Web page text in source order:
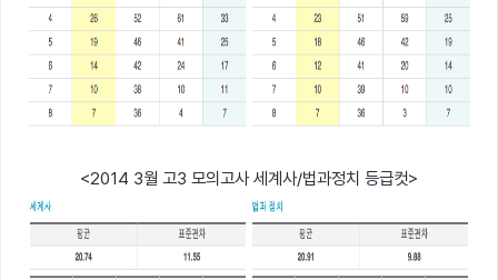
<2014 3월 고3 모의고사 세계사/법과정치 등급컷>